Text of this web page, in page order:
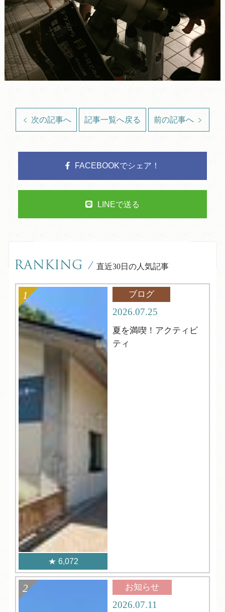
次の記事へ 記事一覧へ戻る 前の記事へ
FACEBOOKでシェア！
LINEで送る
RANKING / 直近30日の人気記事
6,072
ブログ
2026.07.25
夏を満喫！アクティビ
ティ
お知らせ
2026.07.11